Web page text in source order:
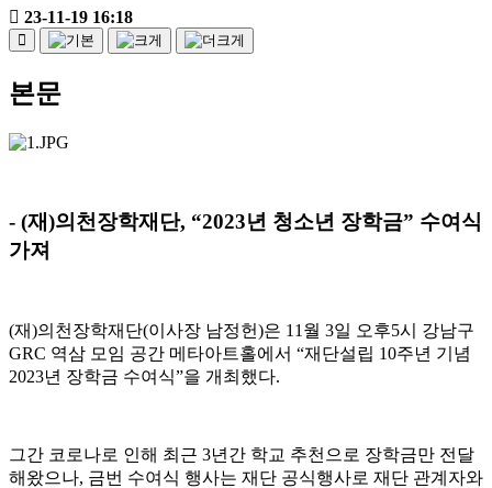
23-11-19 16:18
본문
- (재)의천장학재단, “2023년 청소년 장학금” 수여식
가져
(재)의천장학재단(이사장 남정헌)은 11 월 3일 오후5시 강남구
GRC 역삼 모임 공간 메타아트홀에서 “재단설립 10주년 기념
2023년 장학금 수여식”을 개최했다.
그간 코로나로 인해 최근 3년간 학교 추천으로 장학금만 전달
해왔으나, 금번 수여식 행사는 재단 공식행사로 재단 관계자와